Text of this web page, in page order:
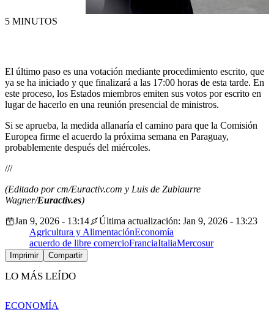
5 MINUTOS
El último paso es una votación mediante procedimiento escrito, que
ya se ha iniciado y que finalizará a las 17:00 horas de esta tarde. En
este proceso, los Estados miembros emiten sus votos por escrito en
lugar de hacerlo en una reunión presencial de ministros.
Si se aprueba, la medida allanaría el camino para que la Comisión
Europea firme el acuerdo la próxima semana en Paraguay,
probablemente después del miércoles.
///
(Editado por cm/Euractiv.com y Luis de Zubiaurre
Wagner/Euractiv.es)
Jan 9, 2026 - 13:14
Última actualización: Jan 9, 2026 - 13:23
Agricultura y AlimentaciónEconomía
acuerdo de libre comercioFranciaItaliaMercosur
Imprimir Compartir
LO MÁS LEÍDO
ECONOMÍA